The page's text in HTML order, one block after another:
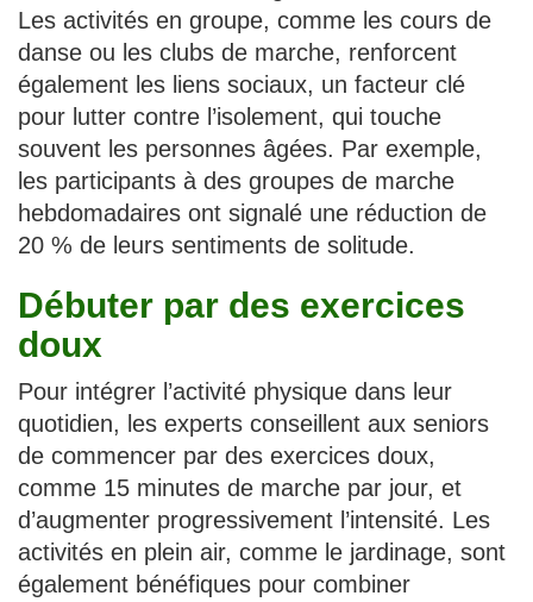
Les activités en groupe, comme les cours de
danse ou les clubs de marche, renforcent
également les liens sociaux, un facteur clé
pour lutter contre l’isolement, qui touche
souvent les personnes âgées. Par exemple,
les participants à des groupes de marche
hebdomadaires ont signalé une réduction de
20 % de leurs sentiments de solitude.
Débuter par des exercices
doux
Pour intégrer l’activité physique dans leur
quotidien, les experts conseillent aux seniors
de commencer par des exercices doux,
comme 15 minutes de marche par jour, et
d’augmenter progressivement l’intensité. Les
activités en plein air, comme le jardinage, sont
également bénéfiques pour combiner